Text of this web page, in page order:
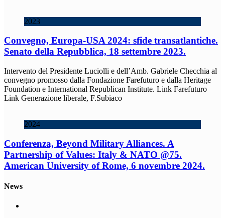
2023
Convegno, Europa-USA 2024: sfide transatlantiche.
Senato della Repubblica, 18 settembre 2023.
Intervento del Presidente Luciolli e dell’Amb. Gabriele Checchia al
convegno promosso dalla Fondazione Farefuturo e dalla Heritage
Foundation e International Republican Institute. Link Farefuturo
Link Generazione liberale, F.Subiaco
2024
Conferenza, Beyond Military Alliances. A
Partnership of Values: Italy & NATO @75.
American University of Rome, 6 novembre 2024.
News